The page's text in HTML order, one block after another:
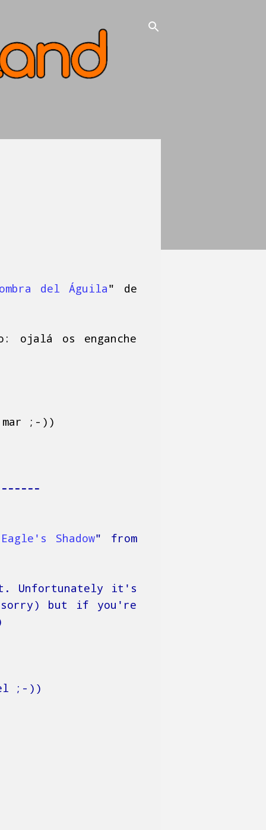
del Águila" de
ojalá os enganche
mar ;-))
Shadow" from
Unfortunately it's
but if you're
;-))